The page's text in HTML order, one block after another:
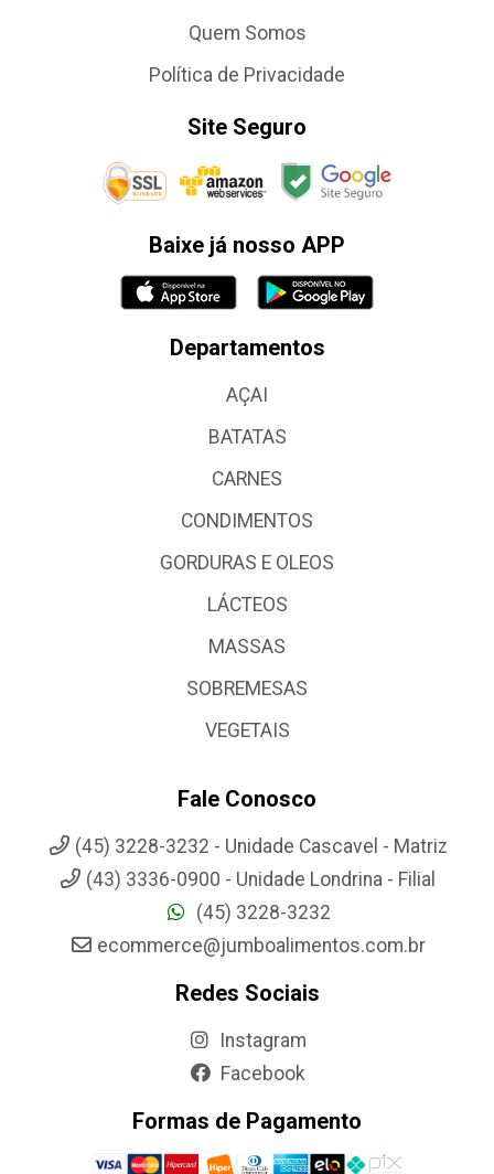
Quem Somos
Política de Privacidade
Site Seguro
Baixe já nosso APP
Departamentos
AÇAI
BATATAS
CARNES
CONDIMENTOS
GORDURAS E OLEOS
LÁCTEOS
MASSAS
SOBREMESAS
VEGETAIS
Fale Conosco
(45) 3228-3232 - Unidade Cascavel - Matriz
(43) 3336-0900 - Unidade Londrina - Filial
(45) 3228-3232
ecommerce@jumboalimentos.com.br
Redes Sociais
Instagram
Facebook
Formas de Pagamento